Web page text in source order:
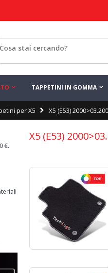
TAPPETINI IN GOMMA
per X5 X5 (E53)
X5 (E53)
€.